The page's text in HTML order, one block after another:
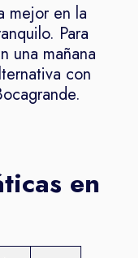
mejor en la
Para
una mañana
con
en